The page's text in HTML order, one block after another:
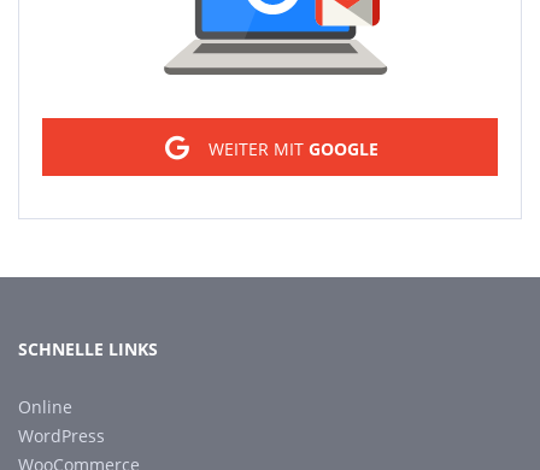
WEITER MIT GOOGLE
SCHNELLE LINKS
Online
WordPress
WooCommerce